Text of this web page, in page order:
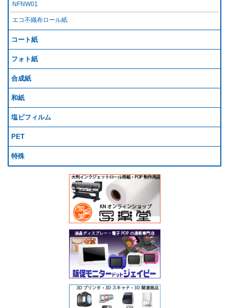
NFNW01
エコ不織布ロール紙
コート紙
フォト紙
合成紙
和紙
塩ビフィルム
PET
特殊